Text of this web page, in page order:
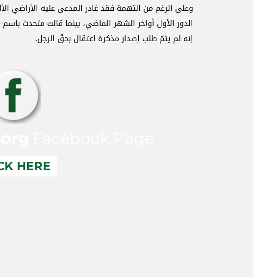
وعلى الرغم من التهمة فقد غادر المدعى عليه الأراضي
الدور الأول أواخر الشهر الماضي، بينما قالت متحدث
إنه لم يتمّ طلب إصدار مذكرة اعتقال بحقّ الرجل.
HERE